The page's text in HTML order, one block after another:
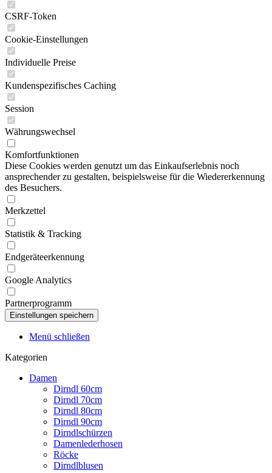
CSRF-Token
Cookie-Einstellungen
Individuelle Preise
Kundenspezifisches Caching
Session
Währungswechsel
Komfortfunktionen
Diese Cookies werden genutzt um das Einkaufserlebnis noch
ansprechender zu gestalten, beispielsweise für die Wiedererkennung
des Besuchers.
Merkzettel
Statistik & Tracking
Endgeräteerkennung
Google Analytics
Partnerprogramm
Menü schließen
Kategorien
Damen
Dirndl 60cm
Dirndl 70cm
Dirndl 80cm
Dirndl 90cm
Dirndlschürzen
Damenlederhosen
Röcke
Dirndlblusen